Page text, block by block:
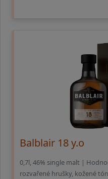
Balblair 18 y.o
0,7l, 46% single malt |
rozvařené hrušky, kožené